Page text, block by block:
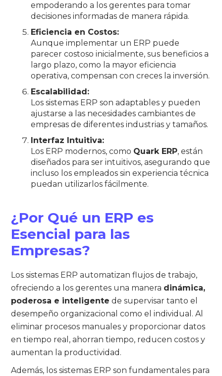
empoderando a los gerentes para tomar
decisiones informadas de manera rápida.
Eficiencia en Costos:
Aunque implementar un ERP puede
parecer costoso inicialmente, sus beneficios a
largo plazo, como la mayor eficiencia
operativa, compensan con creces la inversión.
Escalabilidad:
Los sistemas ERP son adaptables y pueden
ajustarse a las necesidades cambiantes de
empresas de diferentes industrias y tamaños.
Interfaz Intuitiva:
Los ERP modernos, como Quark ERP, están
diseñados para ser intuitivos, asegurando que
incluso los empleados sin experiencia técnica
puedan utilizarlos fácilmente.
¿Por Qué un ERP es
Esencial para las
Empresas?
Los sistemas ERP automatizan flujos de trabajo,
ofreciendo a los gerentes una manera dinámica,
poderosa e inteligente de supervisar tanto el
desempeño organizacional como el individual. Al
eliminar procesos manuales y proporcionar datos
en tiempo real, ahorran tiempo, reducen costos y
aumentan la productividad.
Además, los sistemas ERP son fundamentales para